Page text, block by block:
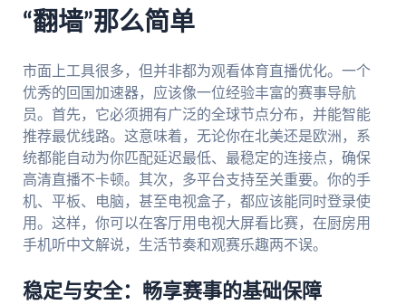
“翻墙”那么简单
市面上工具很多，但并非都为观看体育直播优化。一个
优秀的回国加速器，应该像一位经验丰富的赛事导航
员。首先，它必须拥有广泛的全球节点分布，并能智能
推荐最优线路。这意味着，无论你在北美还是欧洲，系
统都能自动为你匹配延迟最低、最稳定的连接点，确保
高清直播不卡顿。其次，多平台支持至关重要。你的手
机、平板、电脑，甚至电视盒子，都应该能同时登录使
用。这样，你可以在客厅用电视大屏看比赛，在厨房用
手机听中文解说，生活节奏和观赛乐趣两不误。
稳定与安全：畅享赛事的基础保障